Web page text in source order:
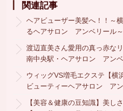
関連記事
ヘアビューザー美髪へ！！～
るヘアサロン アンベリール～
渡辺直美さん愛用の真っ赤な
南中央駅・ヘアサロン アン
ウィッグVS増毛エクステ【横
ビューティーヘアサロン ア
【美容＆健康の豆知識】美し